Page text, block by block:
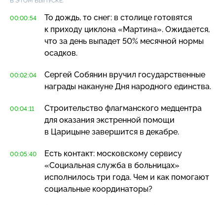
00:00:54
То дождь, то снег: в столице готовятся
к приходу циклона «Мартина». Ожидается,
что за день выпадет 50% месячной нормы
осадков.
00:02:04
Сергей Собянин вручил государственные
награды накануне Дня народного единства.
00:04:11
Строительство флагманского медцентра
для оказания экстренной помощи
в Царицыне завершится в декабре.
00:05:40
Есть контакт: московскому сервису
«Социальная служба в больницах»
исполнилось три года. Чем и как помогают
социальные координаторы?